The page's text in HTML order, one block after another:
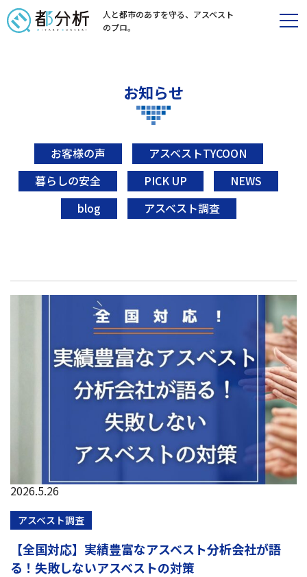
人と都市のあすを守る、 アスベスト
のプロ。
お知らせ
お客様の声
アスベストTYCOON
暮らしの安全
PICK UP
NEWS
blog
アスベスト調査
2026.5.26
アスベスト調査
【全国対応】実績豊富なアスベスト分析会社が語
る！失敗しないアスベストの対策